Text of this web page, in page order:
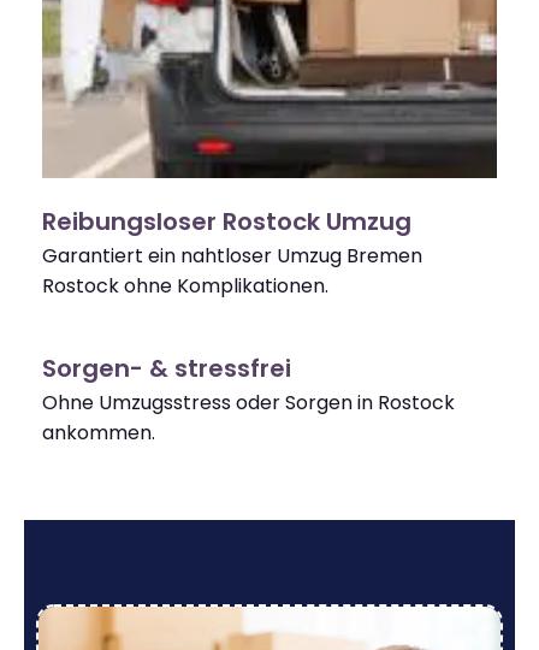
Reibungsloser Rostock Umzug
Garantiert ein nahtloser Umzug Bremen
Rostock ohne Komplikationen.
Sorgen- & stressfrei
Ohne Umzugsstress oder Sorgen in Rostock
ankommen.